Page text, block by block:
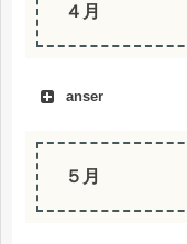
４月
anser
５月